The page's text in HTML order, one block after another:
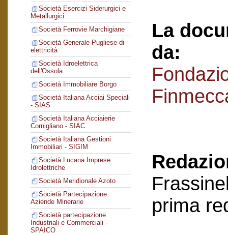
Società Esercizi Siderurgici e
Metallurgici
Società Ferrovie Marchigiane
Società Generale Pugliese di
elettricità
Società Idroelettrica
dell'Ossola
Società Immobiliare Borgo
Società Italiana Acciai Speciali
- SIAS
Società Italiana Acciaierie
Cornigliano - SIAC
Società Italiana Gestioni
Immobiliari - SIGIM
Società Lucana Imprese
Idrolettriche
Società Meridionale Azoto
Società Partecipazione
Aziende Minerarie
Società partecipazione
Industriali e Commerciali -
SPAICO
La
da:
prima